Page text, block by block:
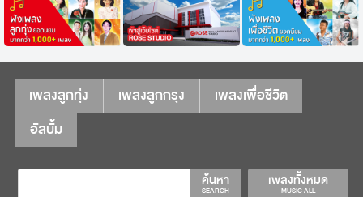
เพลงลูกทุ่ง เพลงลูกกรุง
เพลงเพื่อชีวิต
อัลบั้ม
เพลงทั้งหมด
MUSIC ALL
ค้นหา
SEARCH